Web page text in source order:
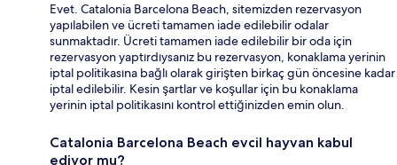
Evet. Catalonia Barcelona Beach, sitemizden rezervasyon
yapılabilen ve ücreti tamamen iade edilebilir odalar
sunmaktadır. Ücreti tamamen iade edilebilir bir oda için
rezervasyon yaptırdıysanız bu rezervasyon, konaklama yerinin
iptal politikasına bağlı olarak girişten birkaç gün öncesine kadar
iptal edilebilir. Kesin şartlar ve koşullar için bu konaklama
yerinin iptal politikasını kontrol ettiğinizden emin olun.
Catalonia Barcelona Beach evcil hayvan kabul
ediyor mu?